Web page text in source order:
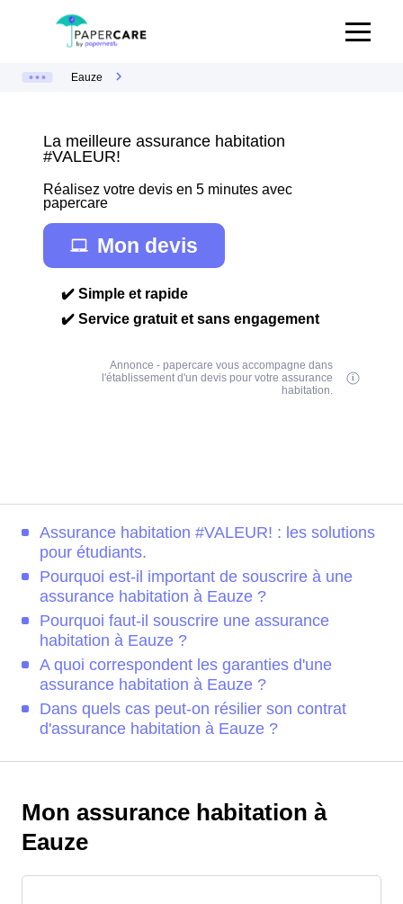
Eauze
La meilleure assurance habitation
#VALEUR!
Réalisez votre devis en 5 minutes avec
papercare
Mon devis
✔️ Simple et rapide
✔️ Service gratuit et sans engagement
Annonce - papercare vous accompagne dans
l'établissement d'un devis pour votre assurance
habitation.
Assurance habitation #VALEUR! : les solutions
pour étudiants.
Pourquoi est-il important de souscrire à une
assurance habitation à Eauze ?
Pourquoi faut-il souscrire une assurance
habitation à Eauze ?
A quoi correspondent les garanties d'une
assurance habitation à Eauze ?
Dans quels cas peut-on résilier son contrat
d'assurance habitation à Eauze ?
Mon assurance habitation à
Eauze